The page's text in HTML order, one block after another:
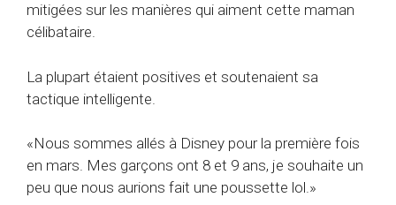
mitigées sur les manières qui aiment cette maman
célibataire.
La plupart étaient positives et soutenaient sa
tactique intelligente.
«Nous sommes allés à Disney pour la première fois
en mars. Mes garçons ont 8 et 9 ans, je souhaite un
peu que nous aurions fait une poussette lol.»